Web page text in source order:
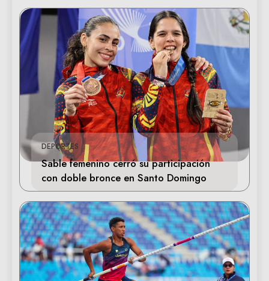
DEPORTES
Sable femenino cerró su participación
con doble bronce en Santo Domingo